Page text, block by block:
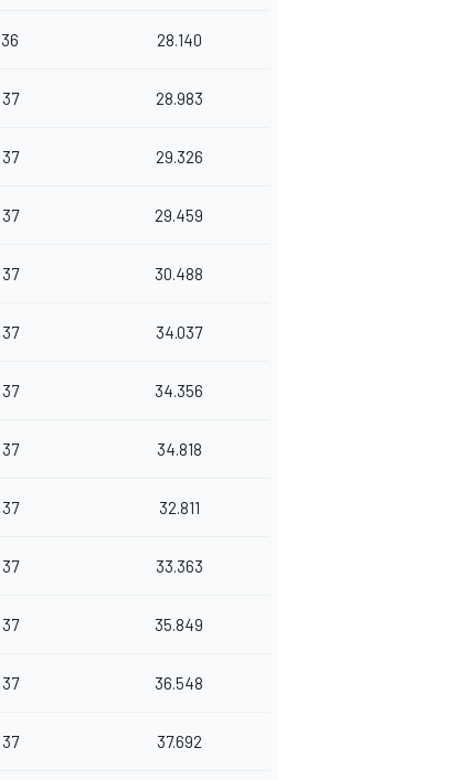
36 28.140
37 28.983
37 29.326
37 29.459
37 30.488
37 34.037
37 34.356
37 34.818
37 32.811
37 33.363
37 35.849
37 36.548
37 37.692